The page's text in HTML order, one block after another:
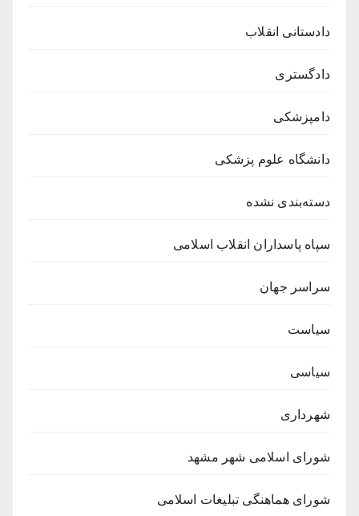
دادستانی انقلاب
دادگستری
دامپزشکی
دانشگاه علوم پزشکی
دسته‌بندی نشده
سپاه پاسداران انقلاب اسلامی
سراسر جهان
سیاست
سیاسی
شهرداری
شورای اسلامی شهر مشهد
شورای هماهنگی تبلیغات اسلامی